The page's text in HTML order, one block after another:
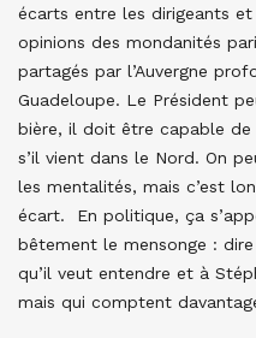
écarts entre les dirigeants
opinions des mondanités
partagés par l’Auvergne
Guadeloupe. Le Président
bière, il doit être capable de
s’il vient dans le Nord. On
les mentalités, mais c’est
écart. En politique, ça
bêtement le mensonge :
qu’il veut entendre et à
mais qui comptent